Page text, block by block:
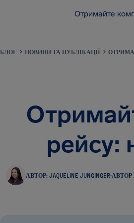
Отримайте
БЛОГ НОВИНИ ТА ПУБЛІКАЦІЇ
рейсу:
АВТОР: JAQUELINE JUNGINGER·